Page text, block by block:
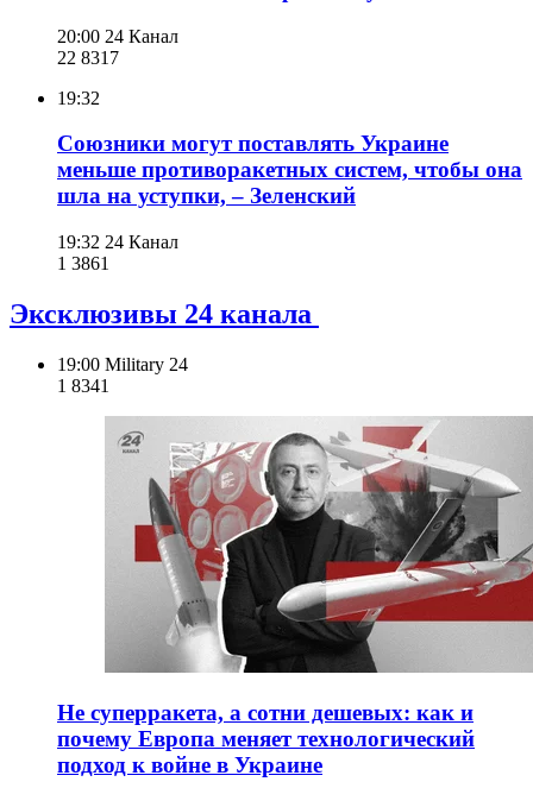
20:00 24 Канал
22 831 7
19:32
Союзники могут поставлять Украине
меньше противоракетных систем, чтобы она
шла на уступки, – Зеленский
19:32 24 Канал
1 3861
Эксклюзивы 24 канала
19:00 Military 24
1 8341
Не суперракета, а сотни дешевых: как и
почему Европа меняет технологический
подход к войне в Украине